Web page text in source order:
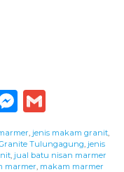
jenis makam granit
Tulungagung jenis
jual batu nisan marmer
marmer makam marmer